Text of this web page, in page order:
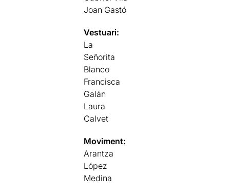
Joan Gastó
Vestuari:
La
Señorita
Blanco
Francisca
Galán
Laura
Calvet
Moviment:
Arantza
López
Medina